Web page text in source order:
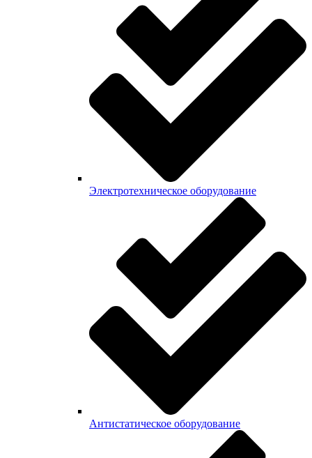
Электротехническое оборудование
Антистатическое оборудование